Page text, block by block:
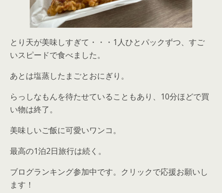
とり天が美味しすぎて・・・1人ひとパックずつ、すご
いスピードで食べました。
あとは塩蒸したまごとおにぎり。
らっしなもんを待たせていることもあり、10分ほどで買
い物は終了。
美味しいご飯に可愛いワンコ。
最高の1泊2日旅行は続く。
ブログランキング参加中です。クリックで応援お願いし
ます！